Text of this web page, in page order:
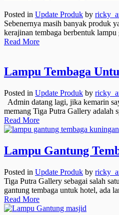
Posted in Update Produk by
Sebenernya masih banyak produk
kerajinan tembaga berbentuk
Read More
Lampu Tembaga
Posted in Update Produk by
Admin datang lagi, jika kemarin
memang Tiga Putra Gallery adalah
Read More
Lampu Gantung
Posted in Update Produk by
Tiga Putra Gallery sebagai salah
gantung tembaga untuk hotel, ada
Read More